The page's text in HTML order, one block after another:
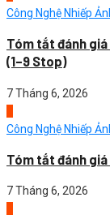
Công Nghệ Nhiếp
Tóm tắt đánh
(1–9 Stop)
7 Tháng 6, 2026
Công Nghệ Nhiếp
Tóm tắt đánh
7 Tháng 6, 2026